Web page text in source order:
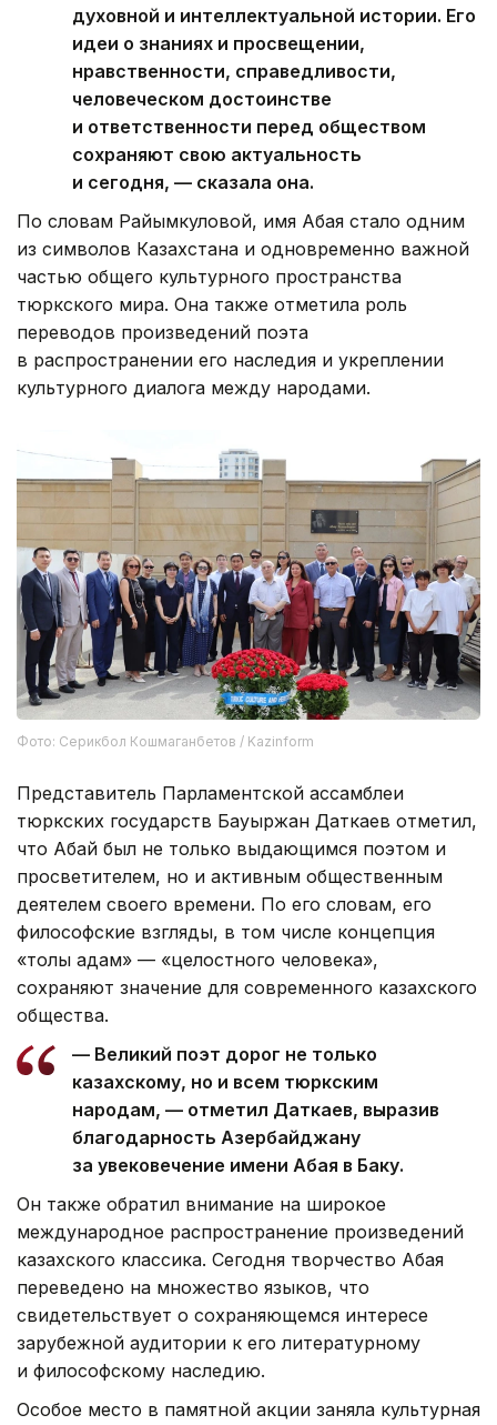
духовной и интеллектуальной истории. Его
идеи о знаниях и просвещении,
нравственности, справедливости,
человеческом достоинстве
и ответственности перед обществом
сохраняют свою актуальность
и сегодня, — сказала она.
По словам Райымкуловой, имя Абая стало одним
из символов Казахстана и одновременно важной
частью общего культурного пространства
тюркского мира. Она также отметила роль
переводов произведений поэта
в распространении его наследия и укреплении
культурного диалога между народами.
Фото: Серикбол Кошмаганбетов / Kazinform
Представитель Парламентской ассамблеи
тюркских государств Бауыржан Даткаев отметил,
что Абай был не только выдающимся поэтом и
просветителем, но и активным общественным
деятелем своего времени. По его словам, его
философские взгляды, в том числе концепция
«толық адам» — «целостного человека»,
сохраняют значение для современного казахского
общества.
— Великий поэт дорог не только
казахскому, но и всем тюркским
народам, — отметил Даткаев, выразив
благодарность Азербайджану
за увековечение имени Абая в Баку.
Он также обратил внимание на широкое
международное распространение произведений
казахского классика. Сегодня творчество Абая
переведено на множество языков, что
свидетельствует о сохраняющемся интересе
зарубежной аудитории к его литературному
и философскому наследию.
Особое место в памятной акции заняла культурная